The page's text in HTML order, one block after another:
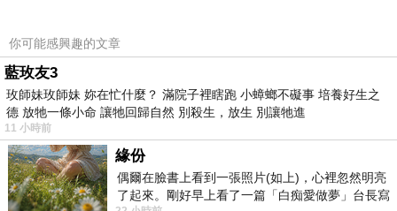
訴後】來說。
【客訴前】
一、光要求客戶配合，自己承諾卻做不到
我提早至少三天以上用line預約搬運家具，也談好價格和確
定時間地點，還因應客服要求提早，也盡量配合了提早一
你可能感興趣的文章
藍玫友3
玫師妹玫師妹 妳在忙什麼？ 滿院子裡瞎跑 小蟑螂不礙事 培養好生之
德 放牠一條小命 讓牠回歸自然 別殺生，放生 別讓牠進
11 小時前
緣份
偶爾在臉書上看到一張照片(如上)，心裡忽然明亮
了起來。剛好早上看了一篇「白痴愛做夢」台長寫